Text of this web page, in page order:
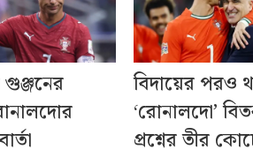
বিদায়ের পরও
‘রোনালদো’
প্রশ্নের তীর